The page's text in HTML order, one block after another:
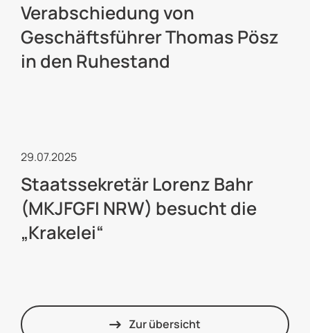
Verabschiedung von
Geschäftsführer Thomas Pösz
in den Ruhestand
29.07.2025
Staatssekretär Lorenz Bahr
(MKJFGFI NRW) besucht die
„Krakelei“
Zur übersicht